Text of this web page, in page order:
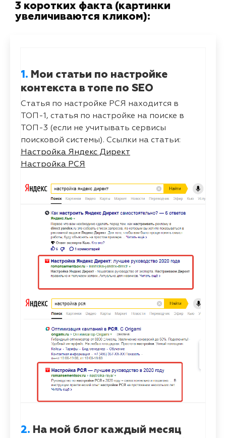
3 коротких факта (картинки
увеличиваются кликом):
1. Мои статьи по настройке
контекста в топе по SEO
Статья по настройке РСЯ находится в
ТОП-1, статья по настройке на поиске в
ТОП-3 (если не учитывать сервисы
поисковой системы). Ссылки на статьи:
Настройка Яндекс Директ
Настройка РСЯ
2. На мой блог каждый месяц